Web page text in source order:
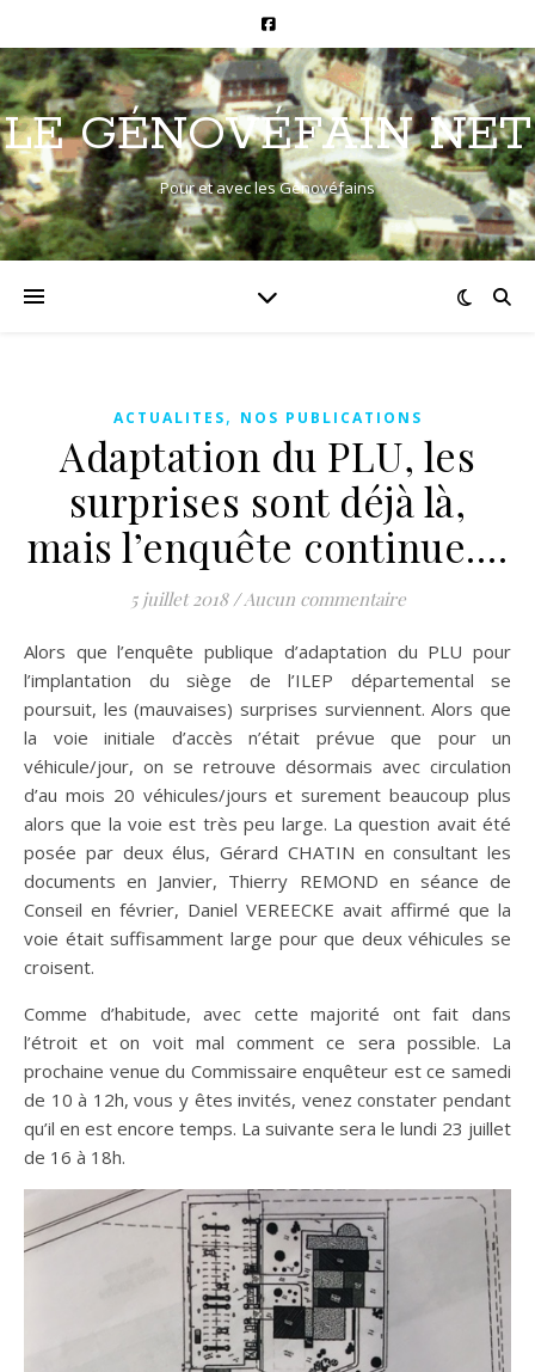
LE GÉNOVÉFAIN NET
Pour et avec les Génovéfains
ACTUALITES, NOS PUBLICATIONS
Adaptation du PLU, les
surprises sont déjà là,
mais l’enquête continue….
5 juillet 2018 /Aucun commentaire
Alors que l’enquête publique d’adaptation du PLU pour
l’implantation du siège de l’ILEP départemental se
poursuit, les (mauvaises) surprises surviennent. Alors que
la voie initiale d’accès n’était prévue que pour un
véhicule/jour, on se retrouve désormais avec circulation
d’au mois 20 véhicules/jours et surement beaucoup plus
alors que la voie est très peu large. La question avait été
posée par deux élus, Gérard CHATIN en consultant les
documents en Janvier, Thierry REMOND en séance de
Conseil en février, Daniel VEREECKE avait affirmé que la
voie était suffisamment large pour que deux véhicules se
croisent.
Comme d’habitude, avec cette majorité ont fait dans
l’étroit et on voit mal comment ce sera possible. La
prochaine venue du Commissaire enquêteur est ce samedi
de 10 à 12h, vous y êtes invités, venez constater pendant
qu’il en est encore temps. La suivante sera le lundi 23 juillet
de 16 à 18h.